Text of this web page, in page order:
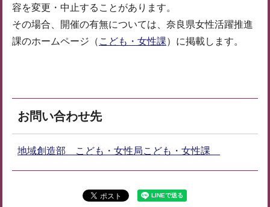
容を変更・中止することがあります。
その場合、開催の有無については、奈良県女性活躍推進
課のホームページ（ こども・女性課）に掲載します。
お問い合わせ先
地域創造部 こども・女性局こども・女性課